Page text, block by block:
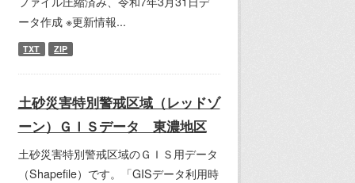
ータ作成 ※更新情報...
TXT ZIP
土砂災害特別警戒区域（レッドゾ
ーン）ＧＩＳデータ 東濃地区
土砂災害特別警戒区域のＧＩＳ用データ
（Shapefile）です。「GISデータ利用時